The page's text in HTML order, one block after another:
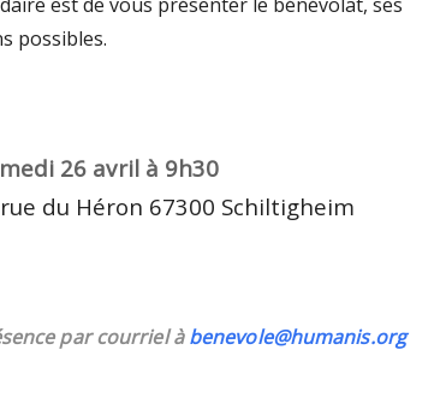
possibles.
26 avril à 9h30
rue du Héron 67300 Schiltigheim
par courriel àbenevole@humanis.org